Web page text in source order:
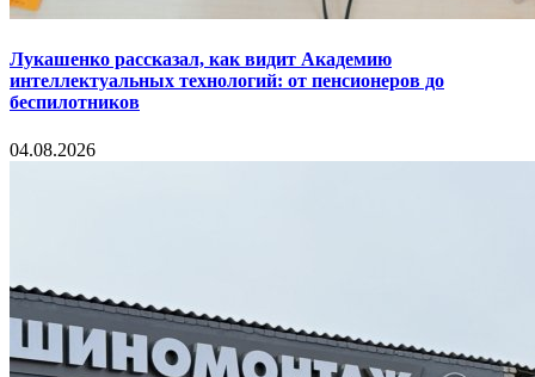
Лукашенко рассказал, как видит Академию
интеллектуальных технологий: от пенсионеров до
беспилотников
04.08.2026